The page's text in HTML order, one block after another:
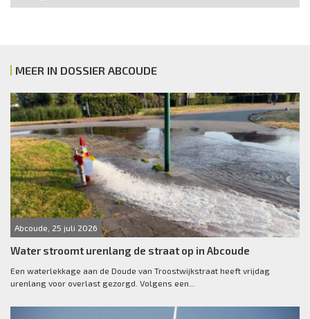
MEER IN DOSSIER ABCOUDE
Abcoude, 25 juli 2026
Water stroomt urenlang de straat op in Abcoude
Een waterlekkage aan de Doude van Troostwijkstraat heeft vrijdag
urenlang voor overlast gezorgd. Volgens een...